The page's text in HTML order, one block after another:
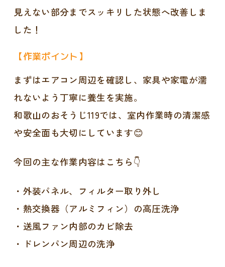
見えない部分までスッキリした状態へ改善しま
した！
【作業ポイント】
まずはエアコン周辺を確認し、家具や家電が濡
れないよう丁寧に養生を実施。
和歌山のおそうじ119では、室内作業時の清潔感
や安全面も大切にしています😊
今回の主な作業内容はこちら👇
・外装パネル、フィルター取り外し
・熱交換器（アルミフィン）の高圧洗浄
・送風ファン内部のカビ除去
・ドレンパン周辺の洗浄